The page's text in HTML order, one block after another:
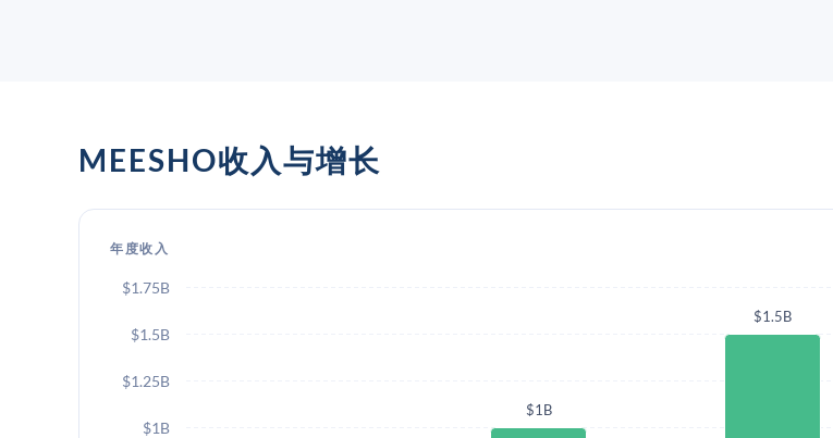
MEESHO收入与增长
年度收入
$1B
$1.5B
$1B
$1.25B
$1.5B
$1.75B